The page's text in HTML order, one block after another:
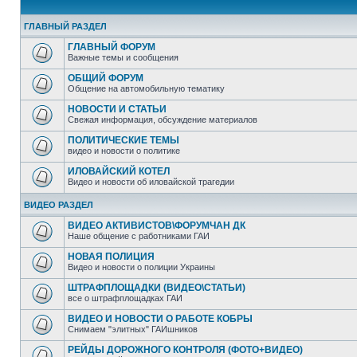
ГЛАВНЫЙ РАЗДЕЛ
ГЛАВНЫЙ ФОРУМ
Важные темы и сообщения
ОБЩИЙ ФОРУМ
Общение на автомобильную тематику
НОВОСТИ И СТАТЬИ
Свежая информация, обсуждение материалов
ПОЛИТИЧЕСКИЕ ТЕМЫ
видео и новости о политике
ИЛОВАЙСКИЙ КОТЕЛ
Видео и новости об иловайской трагедии
ВИДЕО РАЗДЕЛ
ВИДЕО АКТИВИСТОВ\ФОРУМЧАН ДК
Наше общение с работниками ГАИ
НОВАЯ ПОЛИЦИЯ
Видео и новости о полиции Украины
ШТРАФПЛОЩАДКИ (ВИДЕО\СТАТЬИ)
все о штрафплощадках ГАИ
ВИДЕО И НОВОСТИ О РАБОТЕ КОБРЫ
Снимаем "элитных" ГАИшников
РЕЙДЫ ДОРОЖНОГО КОНТРОЛЯ (ФОТО+ВИДЕО)